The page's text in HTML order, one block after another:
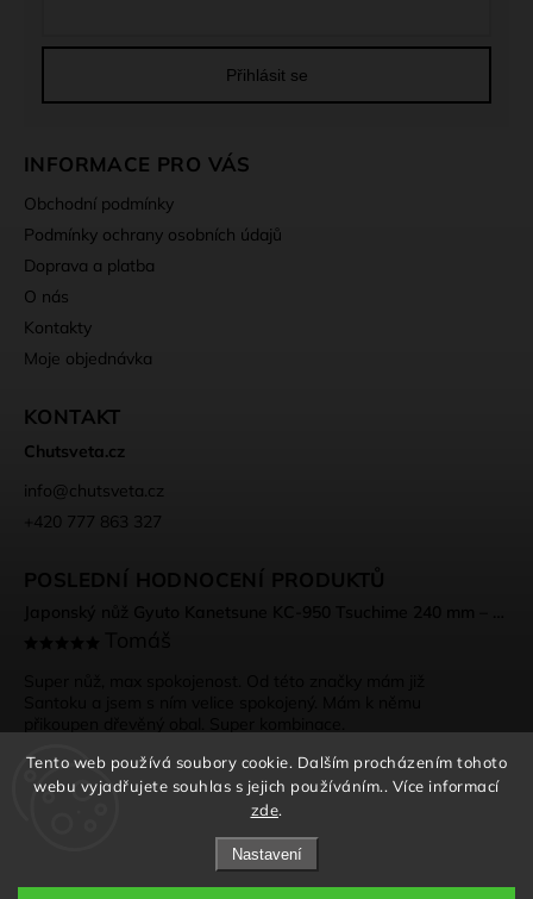
Tento web používá soubory cookie. Dalším procházením tohoto
webu vyjadřujete souhlas s jejich používáním.. Více informací
zde.
Nastavení
INFORMACE PRO VÁS
Obchodní podmínky
Podmínky ochrany osobních údajů
Doprava a platba
O nás
Kontakty
Moje objednávka
KONTAKT
Chutsveta.cz
info@chutsveta.cz
+420 777 863 327
POSLEDNÍ HODNOCENÍ PRODUKTŮ
Přihlásit se